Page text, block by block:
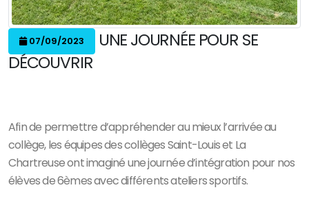
07/09/2023
UNE JOURNÉE POUR SE
DÉCOUVRIR
Afin de permettre d’appréhender au mieux l’arrivée au
collège, les équipes des collèges Saint-Louis et La
Chartreuse ont imaginé une journée d’intégration pour nos
élèves de 6èmes avec différents ateliers sportifs.